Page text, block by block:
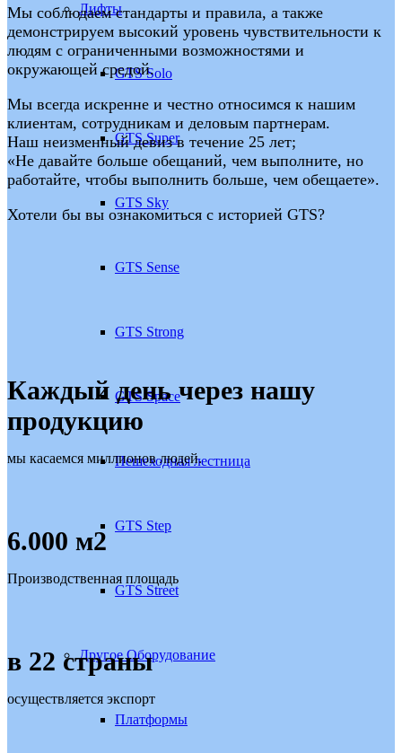
Лифты
GTS Solo
GTS Super
GTS Sky
GTS Sense
GTS Strong
GTS Space
Пешеходная лестница
GTS Step
GTS Street
Другое Оборудование
Платформы
Мы соблюдаем стандарты и правила, а также
демонстрируем высокий уровень чувствительности к
людям с ограниченными возможностями и
окружающей средой.
Мы всегда искренне и честно относимся к нашим
клиентам, сотрудникам и деловым партнерам.
Наш неизменный девиз в течение 25 лет;
«Не давайте больше обещаний, чем выполните, но
работайте, чтобы выполнить больше, чем обещаете».
Хотели бы вы ознакомиться с историей GTS?
Каждый день через нашу
продукцию
мы касаемся миллионов людей.
6.000 м2
Производственная площадь
в 22 страны
осуществляется экспорт